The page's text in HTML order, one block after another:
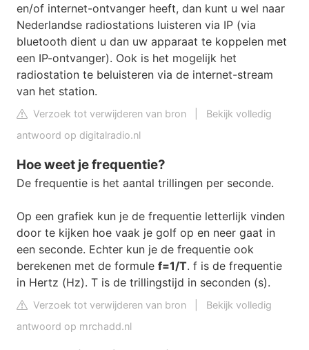
en/of internet-ontvanger heeft, dan kunt u wel naar
Nederlandse radiostations luisteren via IP (via
bluetooth dient u dan uw apparaat te koppelen met
een IP-ontvanger). Ook is het mogelijk het
radiostation te beluisteren via de internet-stream
van het station.
Verzoek tot verwijderen van bron
Bekijk volledig
antwoord op digitalradio.nl
Hoe weet je frequentie?
De frequentie is het aantal trillingen per seconde.
Op een grafiek kun je de frequentie letterlijk vinden
door te kijken hoe vaak je golf op en neer gaat in
een seconde. Echter kun je de frequentie ook
berekenen met de formule f=1/T. f is de frequentie
in Hertz (Hz). T is de trillingstijd in seconden (s).
Verzoek tot verwijderen van bron
Bekijk volledig
antwoord op mrchadd.nl